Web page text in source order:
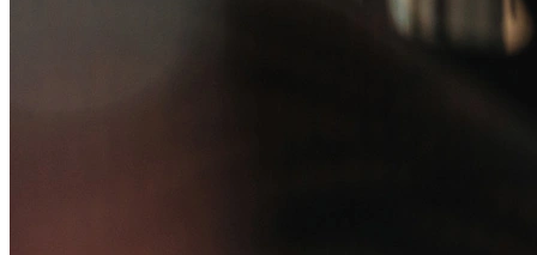
Política de Privacidade